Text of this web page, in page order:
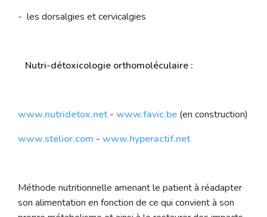
- les dorsalgies et cervicalgies
Nutri-détoxicologie orthomoléculaire :
www.nutridetox.net- www.favic.be (en construction)
www.stelior.com - www.hyperactif.net
Méthode nutritionnelle amenant le patient à réadapter
son alimentation en fonction de ce qui convient à son